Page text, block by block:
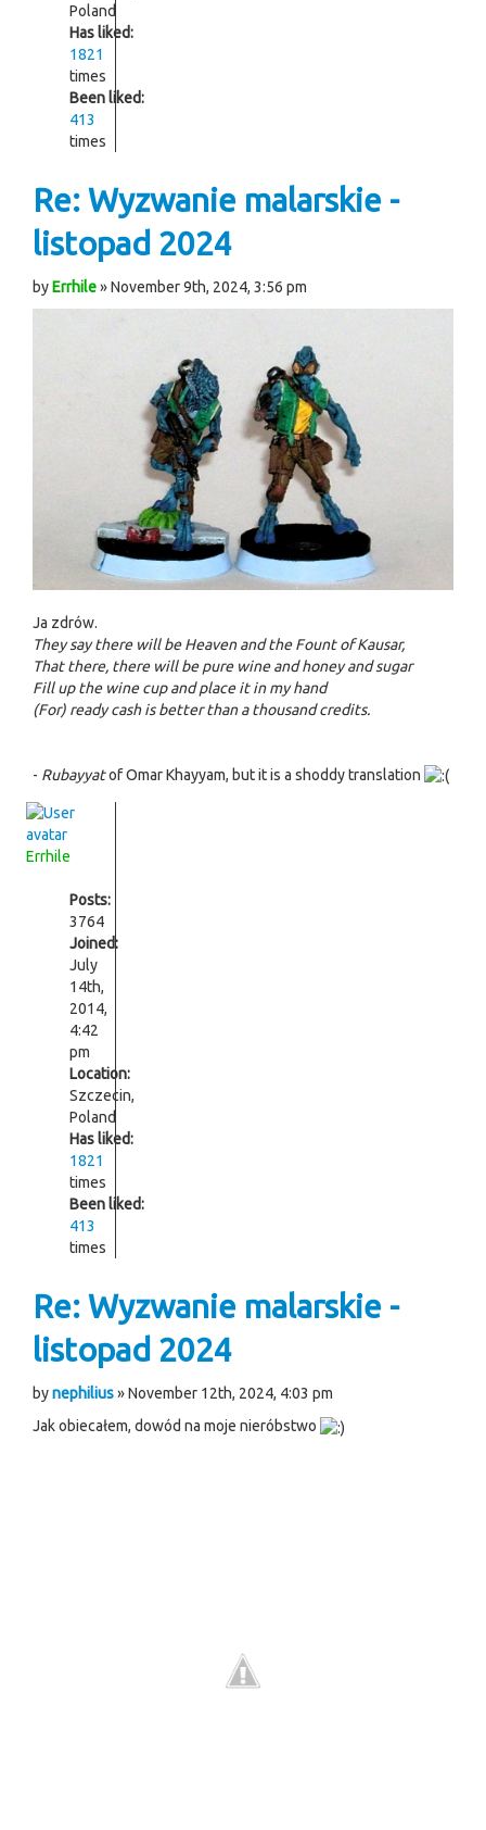
Poland
Has liked:
1821
times
Been liked:
413
times
Re: Wyzwanie malarskie -
listopad 2024
byErrhile» November 9th, 2024, 3:56 pm
Ja zdrów.
They say there will be Heaven and the Fount of Kausar,
That there, there will be pure wine and honey and sugar
Fill up the wine cup and place it in my hand
(For) ready cash is better than a thousand credits.
- Rubayyatof Omar Khayyam, but it is a shoddy translation
Errhile
Posts:
3764
Joined:
July
14th,
2014,
4:42
pm
Location:
Szczecin,
Poland
Has liked:
1821
times
Been liked:
413
times
Re: Wyzwanie malarskie -
listopad 2024
bynephilius» November 12th, 2024, 4:03 pm
Jak obiecałem, dowód na moje nieróbstwo